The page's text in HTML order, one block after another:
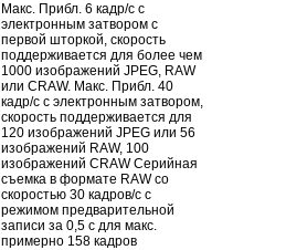
Макс. Прибл. 6 кадр/с с
электронным затвором с
первой шторкой, скорость
поддерживается для более чем
1000 изображений JPEG, RAW
или CRAW. Макс. Прибл. 40
кадр/с с электронным затвором,
скорость поддерживается для
120 изображений JPEG или 56
изображений RAW, 100
изображений CRAW Серийная
съемка в формате RAW со
скоростью 30 кадров/с с
режимом предварительной
записи за 0,5 с для макс.
примерно 158 кадров